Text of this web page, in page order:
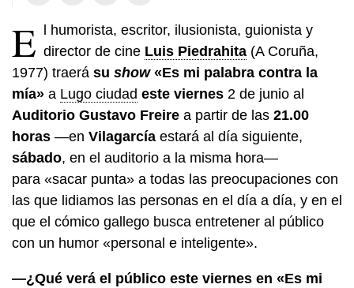
E
l humorista, escritor, ilusionista, guionista y
director de cine Luis Piedrahita (A Coruña,
1977) traerá su show«Es mi palabra contra la
mía» a Lugo ciudad este viernes 2 de junio al
Auditorio Gustavo Freire a partir de las 21.00
horas —en Vilagarcía estará al día siguiente,
sábado, en el auditorio a la misma hora—
para «sacar punta» a todas las preocupaciones con
las que lidiamos las personas en el día a día, y en el
que el cómico gallego busca entretener al público
con un humor «personal e inteligente».
—¿Qué verá el público este viernes en «Es mi